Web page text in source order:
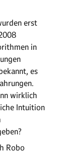
erst
in
es
wirklich
Intuition
Robo